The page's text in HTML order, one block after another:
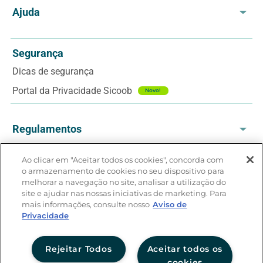
Deficientes auditivos ou fala
0800 940 0458
(dias úteis)
0800 646 4001
Venda no Coopera
Ajuda
Dúvidas Frequentes
Entregas
Trocas e Devoluções
Segurança
Dicas de segurança
Portal da Privacidade Sicoob
Novo!
Regulamentos
Black Friday
Formas de pagamento
Sicoob Soluções de Pagamento Ltda.
Ao clicar em "Aceitar todos os cookies", concorda com
o armazenamento de cookies no seu dispositivo para
melhorar a navegação no site, analisar a utilização do
site e ajudar nas nossas iniciativas de marketing. Para
mais informações, consulte nosso Aviso de
Privacidade
Aceitar todos os
Rejeitar Todos